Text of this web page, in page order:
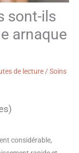
sont-ils
arnaque
de lecture/Soins
considérable,